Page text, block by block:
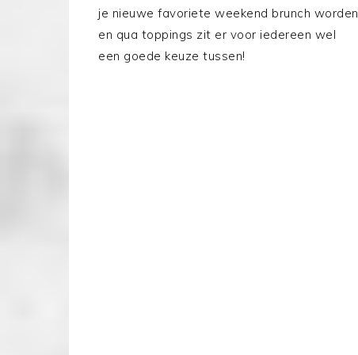
je nieuwe favoriete weekend brunch worden
en qua toppings zit er voor iedereen wel
een goede keuze tussen!